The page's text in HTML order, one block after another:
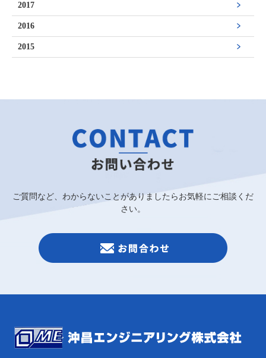
2017
2016
2015
ご質問など、わからないことがありましたらお気軽にご相談くだ
さい。